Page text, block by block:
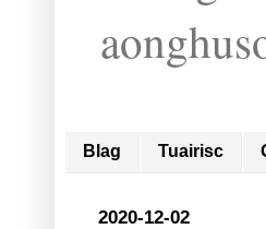
Blag Tuairisc
2020-12-02